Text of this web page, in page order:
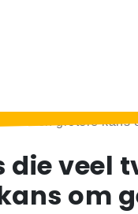
hebben grotere kans
die veel
om